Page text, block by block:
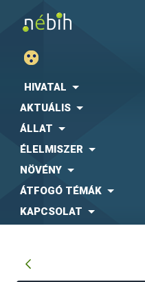
HIVATAL
AKTUÁLIS
ÁLLAT
ÉLELMISZER
NÖVÉNY
ÁTFOGÓ TÉMÁK
KAPCSOLAT